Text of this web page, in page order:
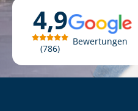
4,9
786
Bewertungen